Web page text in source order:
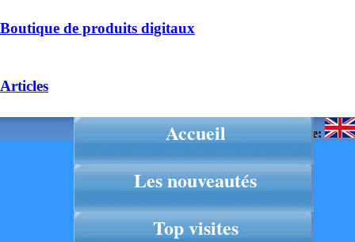
Boutique de produits digitaux
Articles
Langue:
Accueil
Les nouveautés
Top visites